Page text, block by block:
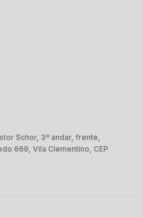
Schor, 3º andar, frente,
669, Vila Clementino, CEP